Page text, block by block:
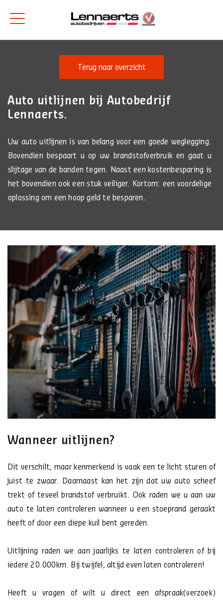
Terug naar overzicht
Auto uitlijnen bij Autobedrijf
Lennaerts.
Uw auto uitlijnen is van belang voor een goede weglegging.
Bovendien bespaart u op uw brandstofverbruik en gaat u
slijtage van de banden tegen. Naast een kostenbesparing is
het bovendien ook een stuk veiliger. Kortom: een voordelige
oplossing om een hoop geld te besparen.
Wanneer uitlijnen?
Dit verschilt, maar kenmerkend is vaak een te licht sturen of
juist te zwaar. Daarnaast kan het zijn dat uw auto scheef
trekt of teveel brandstof verbruikt. Ook raden we u aan uw
auto te laten controleren wanneer u een stoeprand geraakt
heeft of door een diepe kuil bent gereden.
Uitlijning raden we aan jaarlijks te laten controleren of bij
iedere 20.000km. Bij twijfel, altijd even laten controleren!
Heeft u vragen of wilt u direct een afspraak(verzoek)